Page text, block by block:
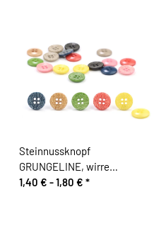
Steinnussknopf
GRUNGELINE, wirre
Liniengrafik, Union Knopf
1,40 € -1,80 € *